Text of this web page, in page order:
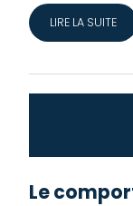
LIRE LA SUITE
Le